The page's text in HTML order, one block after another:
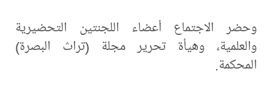
وحضر الاجتماع أعضاء اللجنتين التحضيرية
والعلمية، وهيأة تحرير مجلة (تراث البصرة)
المحكمة.